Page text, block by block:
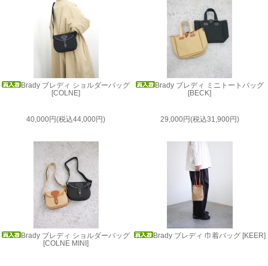
Brady ブレディ ショルダーバッグ
[COLNE]
40,000円(税込44,000円)
Brady ブレディ ミニトートバッグ
[BECK]
29,000円(税込31,900円)
Brady ブレディ ショルダーバッグ
[COLNE MINI]
Brady ブレディ 巾着バッグ [KEER]